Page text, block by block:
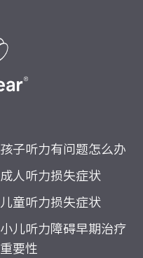
孩子听力有问题怎么办
成人听力损失症状
儿童听力损失症状
小儿听力障碍早期治疗
重要性